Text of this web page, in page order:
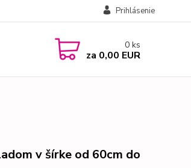
Prihlásenie
0 ks
za 0,00 EUR
v šírke od 60cm do